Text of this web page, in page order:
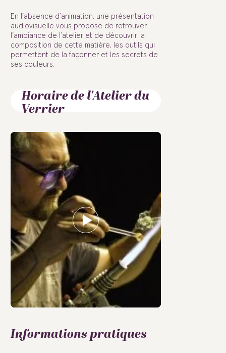
En l’absence d’animation, une présentation
audiovisuelle vous propose de retrouver
l’ambiance de l’atelier et de découvrir la
composition de cette matière, les outils qui
permettent de la façonner et les secrets de
ses couleurs.
Horaire de l'Atelier du
Verrier
Informations pratiques